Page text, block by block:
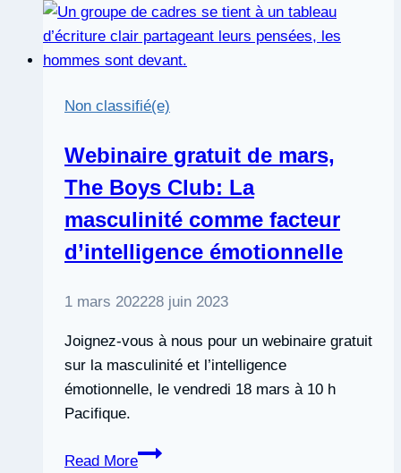
Non classifié(e)
Webinaire gratuit de mars,
The Boys Club: La
masculinité comme facteur
d’intelligence émotionnelle
1 mars 202228 juin 2023
Joignez-vous à nous pour un webinaire gratuit
sur la masculinité et l’intelligence
émotionnelle, le vendredi 18 mars à 10 h
Pacifique.
Read More
Webinaire